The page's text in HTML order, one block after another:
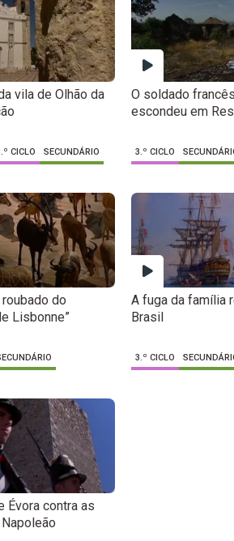
vila de Olhão da
CICLO SECUNDÁRIO
O soldado
escondeu em
3.º CICLO
do
Lisbonne”
A fuga da família
Brasil
3.º CICLO
Évora contra as